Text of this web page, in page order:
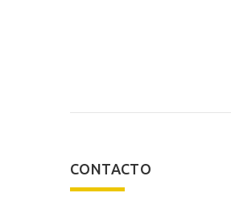
CONTACTO